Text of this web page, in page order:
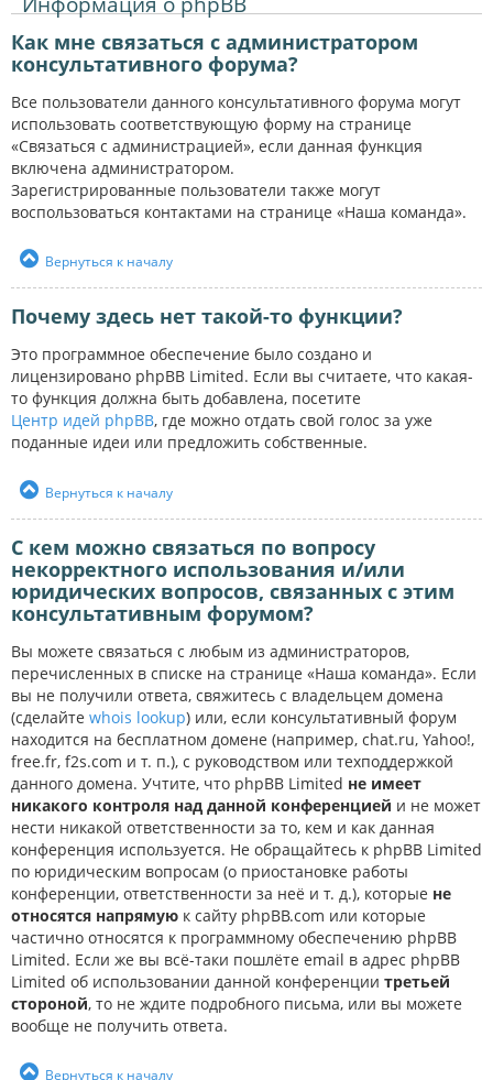
Как мне связаться с администратором
консультативного форума?
Все пользователи данного консультативного форума могут
использовать соответствующую форму на странице
«Связаться с администрацией», если данная функция
включена администратором.
Зарегистрированные пользователи также могут
воспользоваться контактами на странице «Наша команда».
Вернуться к началу
Почему здесь нет такой-то функции?
Это программное обеспечение было создано и
лицензировано phpBB Limited. Если вы считаете, что какая-
то функция должна быть добавлена, посетите
Центр идей phpBB, где можно отдать свой голос за уже
поданные идеи или предложить собственные.
Вернуться к началу
С кем можно связаться по вопросу
некорректного использования и/или
юридических вопросов, связанных с этим
консультативным форумом?
Вы можете связаться с любым из администраторов,
перечисленных в списке на странице «Наша команда». Если
вы не получили ответа, свяжитесь с владельцем домена
(сделайте whois lookup) или, если консультативный форум
находится на бесплатном домене (например, chat.ru, Yahoo!,
free.fr, f2s.com и т. п.), с руководством или техподдержкой
данного домена. Учтите, что phpBB Limited не имеет
никакого контроля над данной конференцией и не может
нести никакой ответственности за то, кем и как данная
конференция используется. Не обращайтесь к phpBB Limited
по юридическим вопросам (о приостановке работы
конференции, ответственности за неё и т. д.), которые не
относятся напрямую к сайту phpBB.com или которые
частично относятся к программному обеспечению phpBB
Limited. Если же вы всё-таки пошлёте email в адрес phpBB
Limited об использовании данной конференции третьей
стороной, то не ждите подробного письма, или вы можете
вообще не получить ответа.
Вернуться к началу